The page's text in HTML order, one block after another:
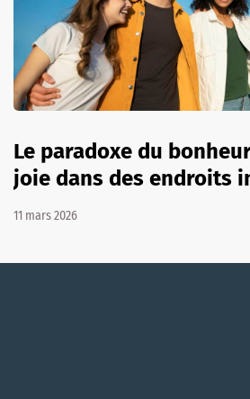
Le paradoxe du
joie dans des endroits
11 mars 2026